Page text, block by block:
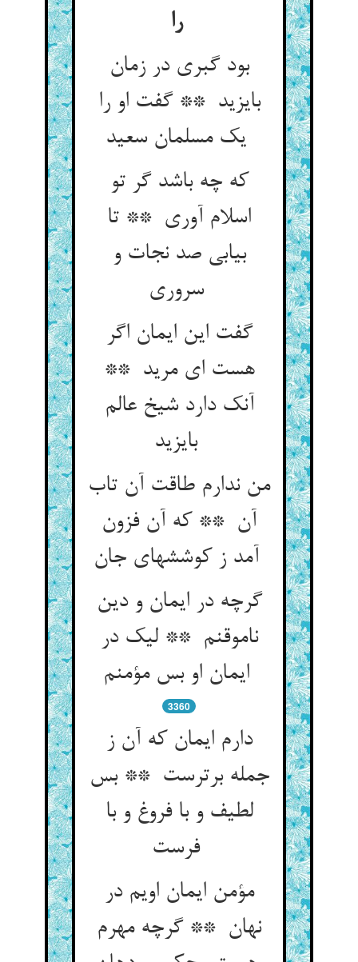
را
بود گبری در زمان
بایزید ** گفت او را
که چه باشد گر تو
اسلام آوری ** تا
بیابی صد نجات و
سروری
گفت این ایمان اگر
هست ای مرید **
آنک دارد شیخ عالم
بایزید
من ندارم طاقت آن تاب
آن ** که آن فزون
گرچه در ایمان و دین
ناموقنم ** لیک در
ایمان او بس مؤمنم
3360
دارم ایمان که آن ز
جمله برترست ** بس
لطیف و با فروغ و با
فرست
مؤمن ایمان اویم در
نهان ** گرچه مهرم